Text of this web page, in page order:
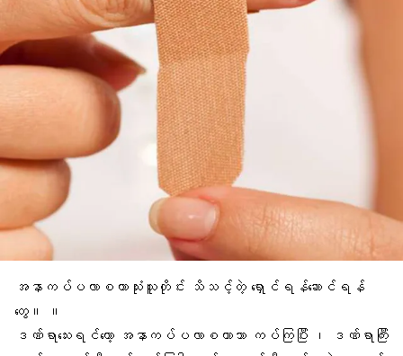
အနာကပ်ပလာစတာသုံးသူတိုင်း သိသင့်တဲ့ ရှောင်ရန်ဆောင်ရန်
တွေ။ ။
ဒဏ်ရာသေးရင်တော့ အနာကပ်ပလာစတာသာ ကပ်ကြပြီး ၊ ဒဏ်ရာကြီး